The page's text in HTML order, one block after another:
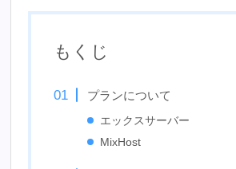
もくじ
プランについて
エックスサーバー
MixHost